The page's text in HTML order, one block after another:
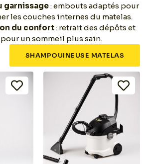
garnissage: embouts adaptés pour
les couches internes du matelas.
du confort: retrait des dépôts et
un sommeil plus sain.
SHAMPOUINEUSE MATELAS